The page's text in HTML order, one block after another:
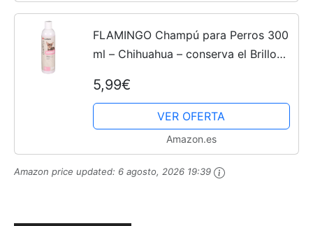
FLAMINGO Champú para Perros 300
ml – Chihuahua – conserva el Brillo
Perro – para Uso frecuente – sin
parabenos
5,99€
VER OFERTA
Amazon.es
Amazon price updated: 6 agosto, 2026 19:39